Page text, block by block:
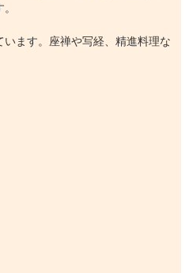
ます。座禅や写経、精進料理な